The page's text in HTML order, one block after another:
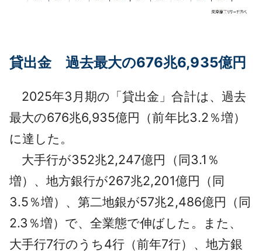
貸出金 過去最大の676兆6,935億円
2025年3月期の「貸出金」合計は、過去
最大の676兆6,935億円（前年比3.2％増）
に達した。
大手行が352兆2,247億円（同3.1％
増）、地方銀行が267兆2,201億円（同
3.5％増）、第二地銀が57兆2,486億円（同
2.3％増）で、全業態で伸ばした。また、
大手行7行のうち4行（前年7行）、地方銀